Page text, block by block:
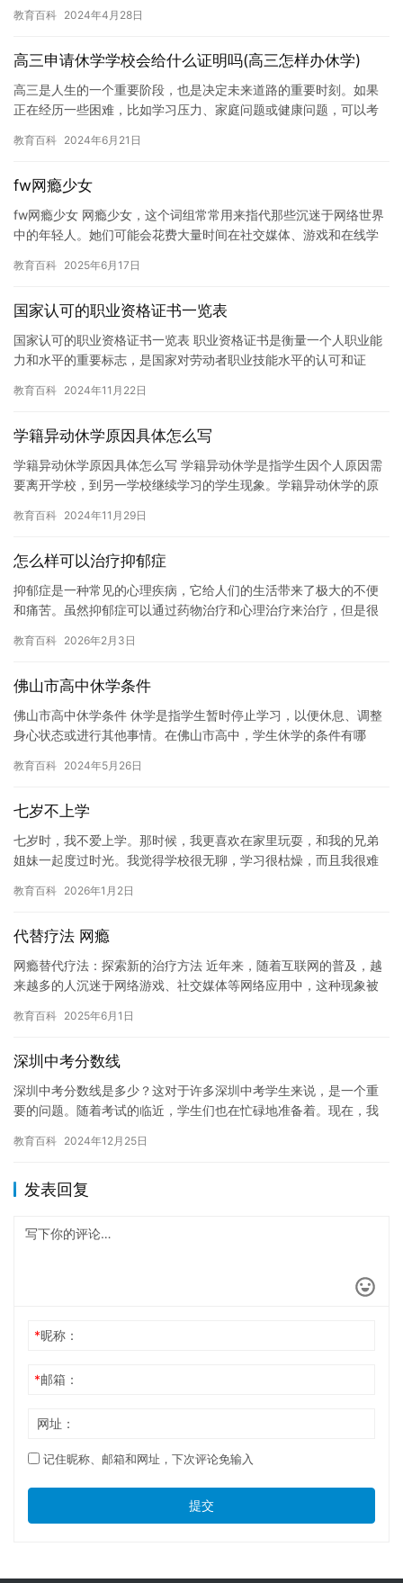
教育百科 2024年4月28日
高三申请休学学校会给什么证明吗(高三怎样办休学)
高三是人生的一个重要阶段，也是决定未来道路的重要时刻。如果
正在经历一些困难，比如学习压力、家庭问题或健康问题，可以考
为未来…
教育百科 2024年6月21日
fw网瘾少女
fw网瘾少女 网瘾少女，这个词组常常用来指代那些沉迷于网络世界
中的年轻人。她们可能会花费大量时间在社交媒体、游戏和在线学
日…
教育百科 2025年6月17日
国家认可的职业资格证书一览表
国家认可的职业资格证书一览表 职业资格证书是衡量一个人职业能
力和水平的重要标志，是国家对劳动者职业技能水平的认可和证
多人选…
教育百科 2024年11月22日
学籍异动休学原因具体怎么写
学籍异动休学原因具体怎么写 学籍异动休学是指学生因个人原因需
要离开学校，到另一学校继续学习的学生现象。学籍异动休学的原
教育百科 2024年11月29日
怎么样可以治疗抑郁症
抑郁症是一种常见的心理疾病，它给人们的生活带来了极大的不便
和痛苦。虽然抑郁症可以通过药物治疗和心理治疗来治疗，但是很
样可以…
教育百科 2026年2月3日
佛山市高中休学条件
佛山市高中休学条件 休学是指学生暂时停止学习，以便休息、调整
身心状态或进行其他事情。在佛山市高中，学生休学的条件有哪
件。…
教育百科 2024年5月26日
七岁不上学
七岁时，我不爱上学。那时候，我更喜欢在家里玩耍，和我的兄弟
姐妹一起度过时光。我觉得学校很无聊，学习很枯燥，而且我很难
画，…
教育百科 2026年1月2日
代替疗法 网瘾
网瘾替代疗法：探索新的治疗方法 近年来，随着互联网的普及，越
来越多的人沉迷于网络游戏、社交媒体等网络应用中，这种现象被
康…
教育百科 2025年6月1日
深圳中考分数线
深圳中考分数线是多少？这对于许多深圳中考学生来说，是一个重
要的问题。随着考试的临近，学生们也在忙碌地准备着。现在，我
线是…
教育百科 2024年12月25日
发表回复
*昵称：
*邮箱：
网址：
记住昵称、邮箱和网址，下次评论免输入
提交